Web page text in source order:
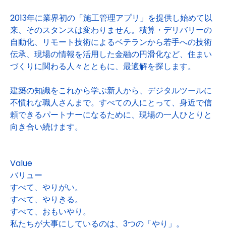
2013年に業界初の「施工管理アプリ」を提供し始めて以
来、そのスタンスは変わりません。積算・デリバリーの
自動化、リモート技術によるベテランから若手への技術
伝承、現場の情報を活用した金融の円滑化など、住まい
づくりに関わる人々とともに、最適解を探します。
建築の知識をこれから学ぶ新人から、デジタルツールに
不慣れな職人さんまで。すべての人にとって、身近で信
頼できるパートナーになるために、現場の一人ひとりと
向き合い続けます。
Value
バリュー
すべて、やりがい。
すべて、やりきる。
すべて、おもいやり。
私たちが大事にしているのは、3つの「やり」。